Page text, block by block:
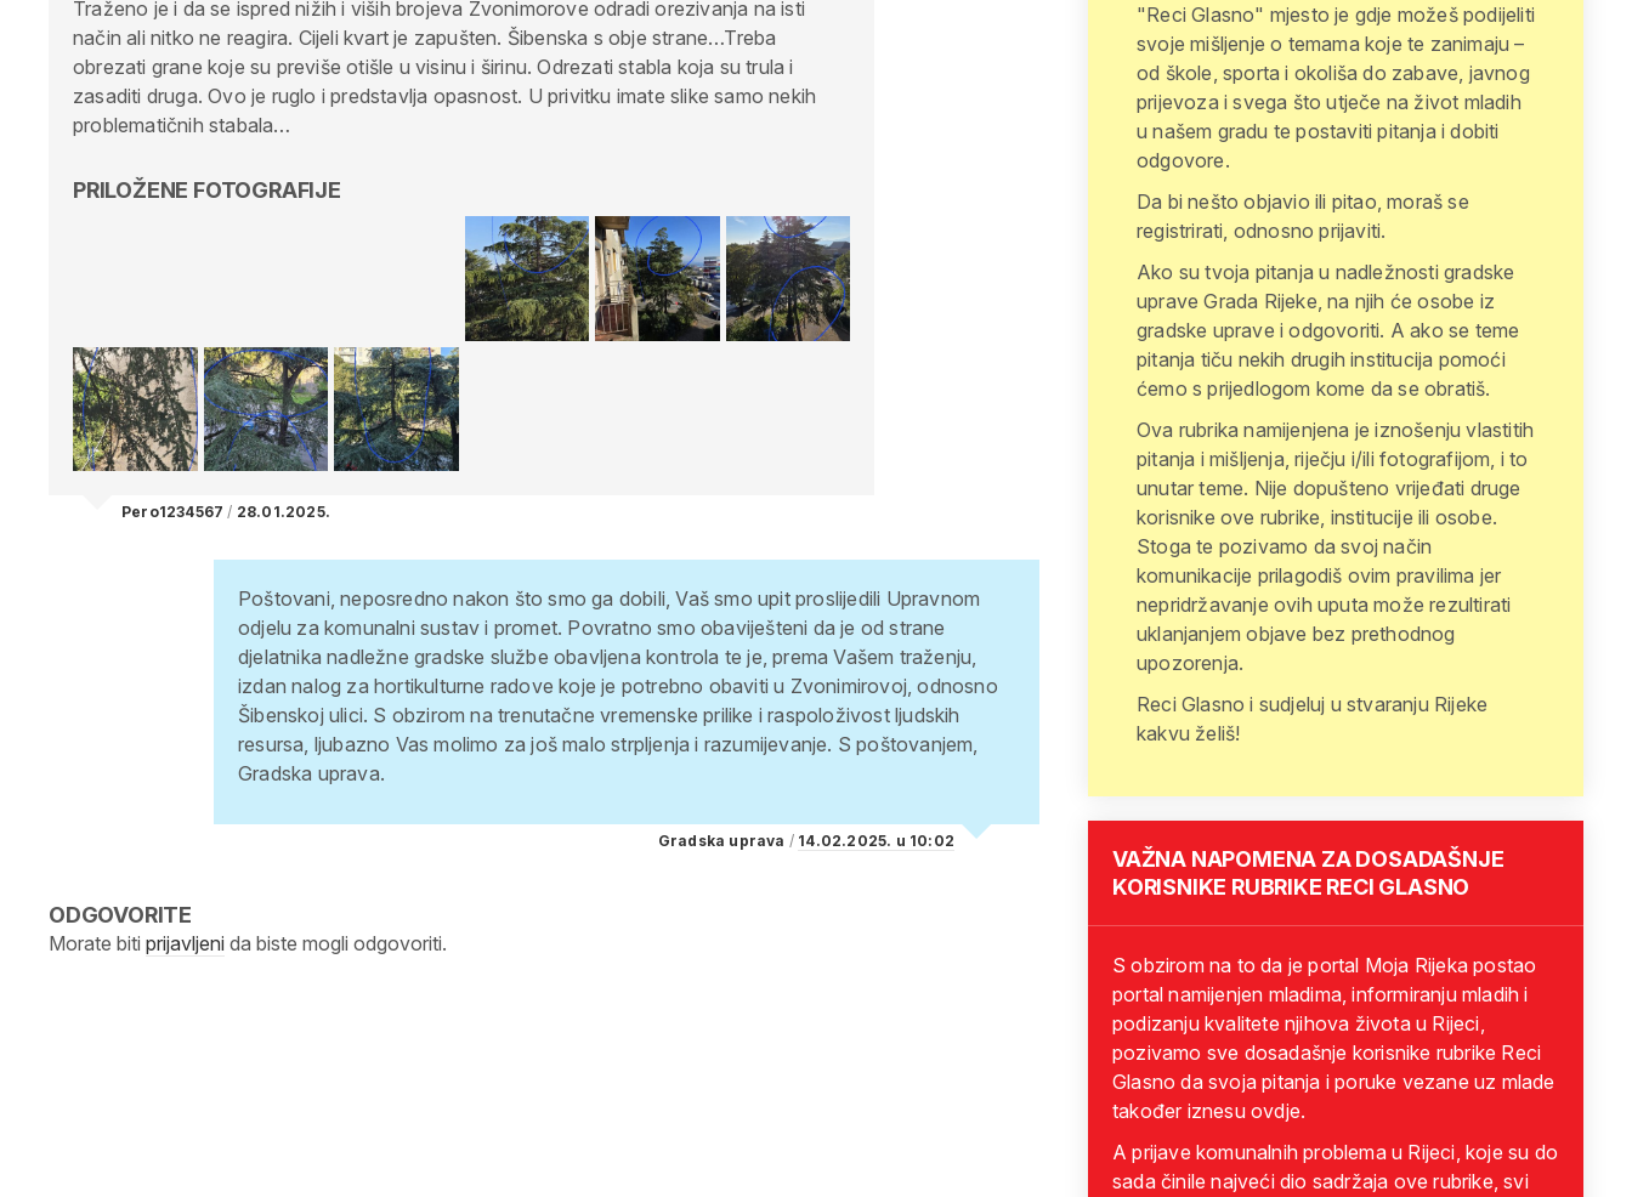
Traženo je i da se ispred nižih i viših brojeva Zvonimorove odradi orezivanja na isti
način ali nitko ne reagira. Cijeli kvart je zapušten. Šibenska s obje strane…Treba
obrezati grane koje su previše otišle u visinu i širinu. Odrezati stabla koja su trula i
zasaditi druga. Ovo je ruglo i predstavlja opasnost. U privitku imate slike samo nekih
problematičnih stabala…
PRILOŽENE FOTOGRAFIJE
Pero1234567 / 28.01.2025.
Poštovani, neposredno nakon što smo ga dobili, Vaš smo upit proslijedili Upravnom
odjelu za komunalni sustav i promet. Povratno smo obaviješteni da je od strane
djelatnika nadležne gradske službe obavljena kontrola te je, prema Vašem traženju,
izdan nalog za hortikulturne radove koje je potrebno obaviti u Zvonimirovoj, odnosno
Šibenskoj ulici. S obzirom na trenutačne vremenske prilike i raspoloživost ljudskih
resursa, ljubazno Vas molimo za još malo strpljenja i razumijevanje. S poštovanjem,
Gradska uprava.
Gradska uprava / 14.02.2025. u 10:02
ODGOVORITE
Morate biti prijavljeni da biste mogli odgovoriti.
"Reci Glasno" mjesto je gdje možeš podijeliti
svoje mišljenje o temama koje te zanimaju –
od škole, sporta i okoliša do zabave, javnog
prijevoza i svega što utječe na život mladih
u našem gradu te postaviti pitanja i dobiti
odgovore.
Da bi nešto objavio ili pitao, moraš se
registrirati, odnosno prijaviti.
Ako su tvoja pitanja u nadležnosti gradske
uprave Grada Rijeke, na njih će osobe iz
gradske uprave i odgovoriti. A ako se teme
pitanja tiču nekih drugih institucija pomoći
ćemo s prijedlogom kome da se obratiš.
Ova rubrika namijenjena je iznošenju vlastitih
pitanja i mišljenja, riječju i/ili fotografijom, i to
unutar teme. Nije dopušteno vrijeđati druge
korisnike ove rubrike, institucije ili osobe.
Stoga te pozivamo da svoj način
komunikacije prilagodiš ovim pravilima jer
nepridržavanje ovih uputa može rezultirati
uklanjanjem objave bez prethodnog
upozorenja.
Reci Glasno i sudjeluj u stvaranju Rijeke
kakvu želiš!
VAŽNA NAPOMENA ZA DOSADAŠNJE
KORISNIKE RUBRIKE RECI GLASNO
S obzirom na to da je portal Moja Rijeka postao
portal namijenjen mladima, informiranju mladih i
podizanju kvalitete njihova života u Rijeci,
pozivamo sve dosadašnje korisnike rubrike Reci
Glasno da svoja pitanja i poruke vezane uz mlade
također iznesu ovdje.
A prijave komunalnih problema u Rijeci, koje su do
sada činile najveći dio sadržaja ove rubrike, svi